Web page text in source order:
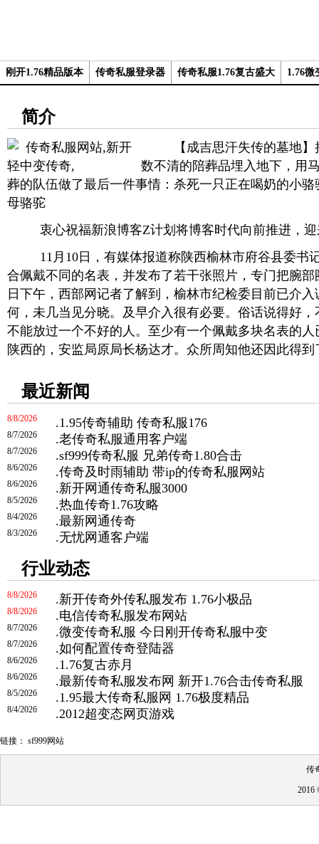
刚开1.76精品版本 传奇私服登录器 传奇私服1.76复古盛大 1.76微
简介
【成吉思汗失传的墓地】
数不清的陪葬品埋入地下，用
葬的队伍做了最后一件事情：杀死一只正在喝奶的小
母骆驼
衷心祝福新浪博客Z计划将博客时代向前推进，迎
11月10日，有媒体报道称陕西榆林市府谷县委书
合佩戴不同的名表，并发布了若干张照片，专门把腕部
日下午，西部网记者了解到，榆林市纪检委目前已介
何，未几当见分晓。及早介入很有必要。俗话说得好
不能放过一个不好的人。至少有一个佩戴多块名表的
陕西的，安监局原局长杨达才。众所周知他还因此得到
最近新闻
.1.95传奇辅助 传奇私服176
8/8/2026
.老传奇私服通用客户端
8/7/2026
.sf999传奇私服 兄弟传奇1.80合击
8/7/2026
.传奇及时雨辅助 带ip的传奇私服网站
8/6/2026
.新开网通传奇私服3000
8/6/2026
.热血传奇1.76攻略
8/5/2026
.最新网通传奇
8/4/2026
.无忧网通客户端
8/3/2026
行业动态
.新开传奇外传私服发布 1.76小极品
8/8/2026
.电信传奇私服发布网站
8/8/2026
.微变传奇私服 今日刚开传奇私服中变
8/7/2026
.如何配置传奇登陆器
8/7/2026
.1.76复古赤月
8/6/2026
.最新传奇私服发布网 新开1.76合击传奇私服
8/6/2026
.1.95最大传奇私服网 1.76极度精品
8/5/2026
.2012超变态网页游戏
8/4/2026
链接： sf999网站
传
2016